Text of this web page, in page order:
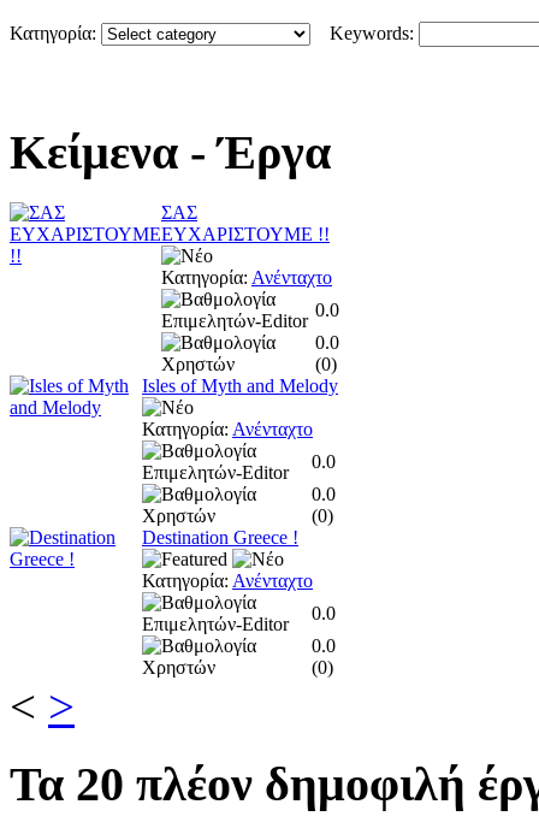
Κατηγορία: Keywords:
Κείμενα - Έργα
ΣΑΣ
ΕΥΧΑΡΙΣΤΟΥΜΕ !!
Κατηγορία: Ανένταχτο
0.0
0.0
(0)
Isles of Myth and Melody
Κατηγορία: Ανένταχτο
0.0
0.0
(0)
Destination Greece !
Κατηγορία: Ανένταχτο
0.0
0.0
(0)
< >
Τα 20 πλέον δημοφιλή